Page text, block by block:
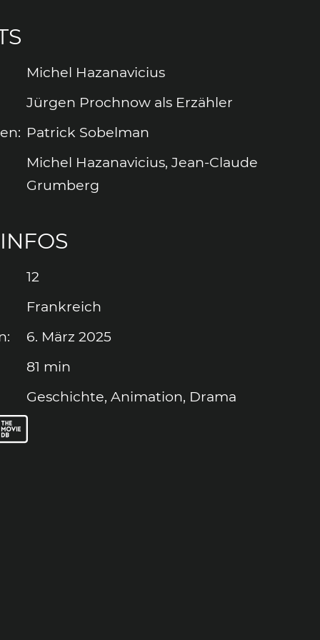
Michel Hazanavicius
Jürgen Prochnow als Erzähler
: Patrick Sobelman
Michel Hazanavicius, Jean-Claude
Grumberg
12
Frankreich
:
6. März 2025
81 min
Geschichte, Animation, Drama